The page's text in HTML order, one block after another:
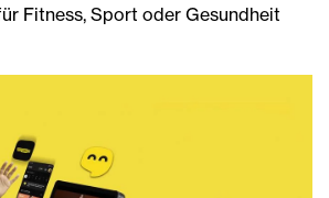
Fitness, Sport oder Gesundheit